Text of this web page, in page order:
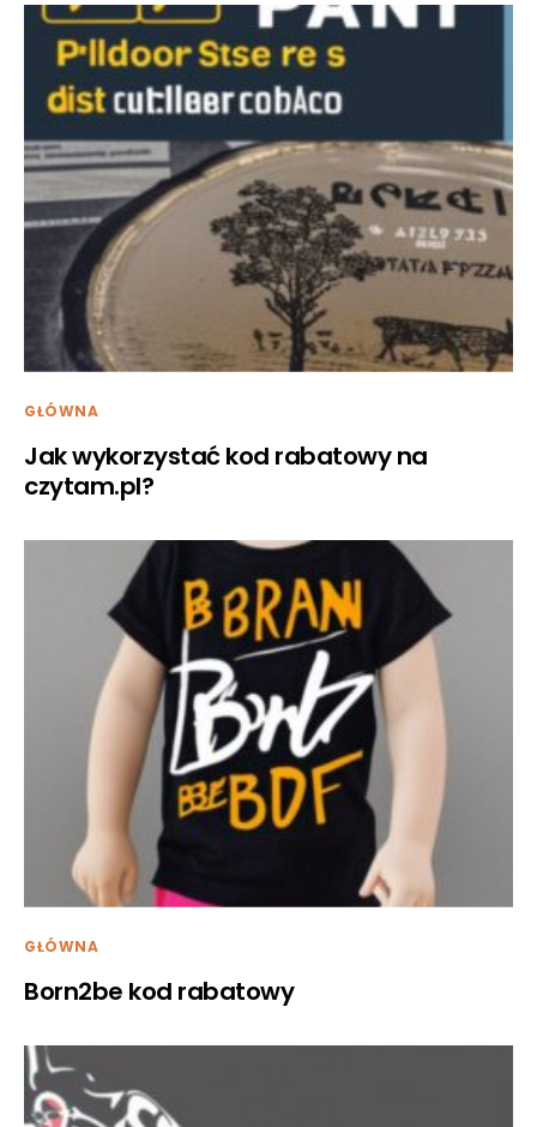
GŁÓWNA
Jak wykorzystać kod rabatowy na
czytam.pl?
GŁÓWNA
Born2be kod rabatowy